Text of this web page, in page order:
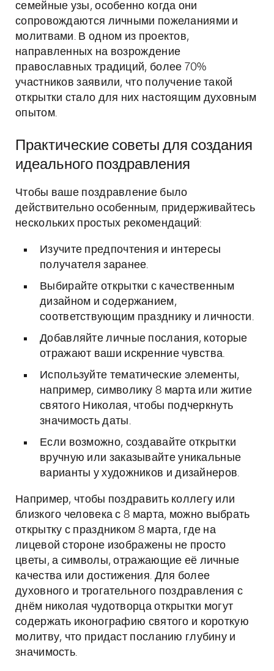
семейные узы, особенно когда они
сопровождаются личными пожеланиями и
молитвами. В одном из проектов,
направленных на возрождение
православных традиций, более 70%
участников заявили, что получение такой
открытки стало для них настоящим духовным
опытом.
Практические советы для создания
идеального поздравления
Чтобы ваше поздравление было
действительно особенным, придерживайтесь
нескольких простых рекомендаций:
Изучите предпочтения и интересы
получателя заранее.
Выбирайте открытки с качественным
дизайном и содержанием,
соответствующим празднику и личности.
Добавляйте личные послания, которые
отражают ваши искренние чувства.
Используйте тематические элементы,
например, символику 8 марта или житие
святого Николая, чтобы подчеркнуть
значимость даты.
Если возможно, создавайте открытки
вручную или заказывайте уникальные
варианты у художников и дизайнеров.
Например, чтобы поздравить коллегу или
близкого человека с 8 марта, можно выбрать
открытку с праздником 8 марта, где на
лицевой стороне изображены не просто
цветы, а символы, отражающие её личные
качества или достижения. Для более
духовного и трогательного поздравления с
днём николая чудотворца открытки могут
содержать иконографию святого и короткую
молитву, что придаст посланию глубину и
значимость.